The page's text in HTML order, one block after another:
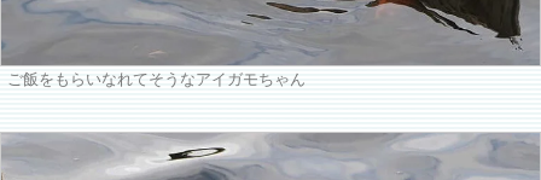
ご飯をもらいなれてそうなアイガモちゃん